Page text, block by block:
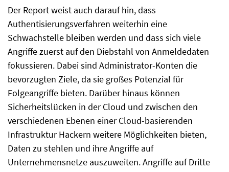
Der Report weist auch darauf hin, dass
Authentisierungsverfahren weiterhin eine
Schwachstelle bleiben werden und dass sich viele
Angriffe zuerst auf den Diebstahl von Anmeldedaten
fokussieren. Dabei sind Administrator-Konten die
bevorzugten Ziele, da sie großes Potenzial für
Folgeangriffe bieten. Darüber hinaus können
Sicherheitslücken in der Cloud und zwischen den
verschiedenen Ebenen einer Cloud-basierenden
Infrastruktur Hackern weitere Möglichkeiten bieten,
Daten zu stehlen und ihre Angriffe auf
Unternehmensnetze auszuweiten. Angriffe auf Dritte